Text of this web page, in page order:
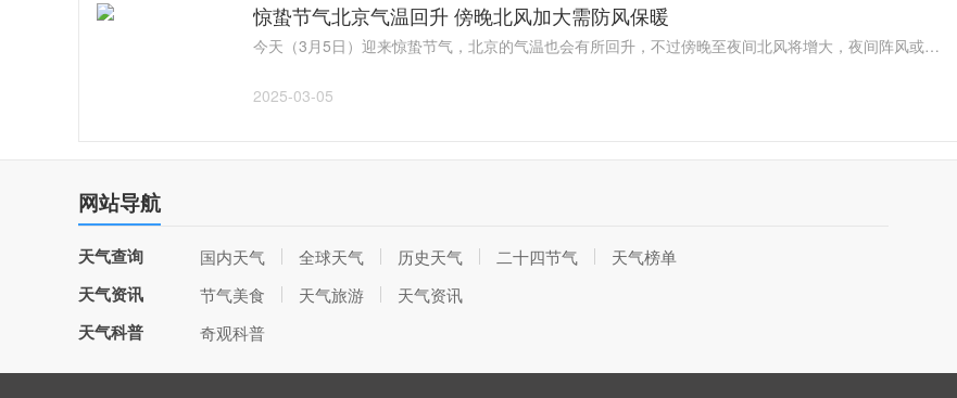
惊蛰节气北京气温回升 傍晚北风加大需防风保暖
今天（3月5日）迎来惊蛰节气，北京的气温也会有所回升，不过傍晚至夜间北风将增大，夜间阵风或达5级左右。提醒市民做好防风措施，一早一晚出行需注意添衣保暖。
2025-03-05
网站导航
天气查询 国内天气 全球天气 历史天气 二十四节气 天气榜单
天气资讯 节气美食 天气旅游 天气资讯
天气科普 奇观科普